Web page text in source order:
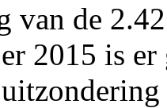
van de
2015 is